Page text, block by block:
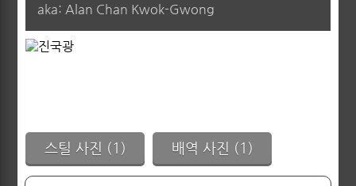
aka: Alan Chan Kwok-Gwong
스틸 사진 (1) 배역 사진 (1)